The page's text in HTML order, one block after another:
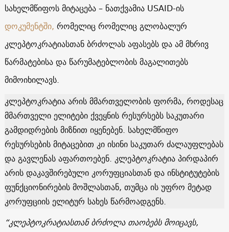
სახელმწიფოს მიტაცება – ნათქვამია USAID-ის
დოკუმენტში, რომელიც რომელიც გლობალურ
კლეპტოკრატიასთან ბრძოლას აფასებს და ამ მხრივ
წარმატებისა და წარუმატებლობის მაგალითებს
მიმოიხილავს.
კლეპტოკრატია არის მმართველობის ფორმა, როდესაც
მმართველი ელიტები ქვეყნის რესურსებს საკუთარი
გამდიდრების მიზნით იყენებენ. სახელმწიფო
რესურსების მიტაცებით კი ისინი საკუთარ ძალაუფლებას
და გავლენას აფართოებენ. კლეპტოკრატია პირდაპირ
არის დაკავშირებული კორუფციასთან და ინსტიტუტების
ფუნქციონირების მოშლასთან, თუმცა ის უფრო მეტად
კორუფციის ელიტურ სახეს წარმოადგენს.
“კლეპტოკრატიასთან ბრძოლა თაობებს მოიცავს,